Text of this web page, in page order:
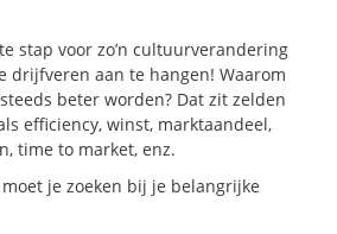
stap voor zo’n cultuurverandering
drijfveren aan te hangen! Waarom
beter worden? Dat zit zelden
efficiency, winst, marktaandeel,
time to market, enz.
je zoeken bij je belangrijke